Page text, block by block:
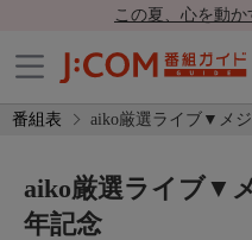
この夏、心を動
番組表 aiko厳選ライブ▼メ
aiko厳選ライブ▼
年記念